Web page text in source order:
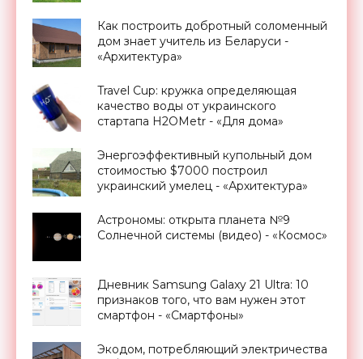
Как построить добротный соломенный
дом знает учитель из Беларуси -
«Архитектура»
Travel Cup: кружка определяющая
качество воды от украинского
стартапа H2OMetr - «Для дома»
Энергоэффективный купольный дом
стоимостью $7000 построил
украинский умелец - «Архитектура»
Астрономы: открыта планета №9
Солнечной системы (видео) - «Космос»
Дневник Samsung Galaxy 21 Ultra: 10
признаков того, что вам нужен этот
смартфон - «Смартфоны»
Экодом, потребляющий электричества